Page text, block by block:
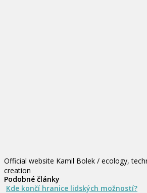
Official website Kamil Bolek / ecology,
creation
Podobné články
Kde končí hranice lidských možností?